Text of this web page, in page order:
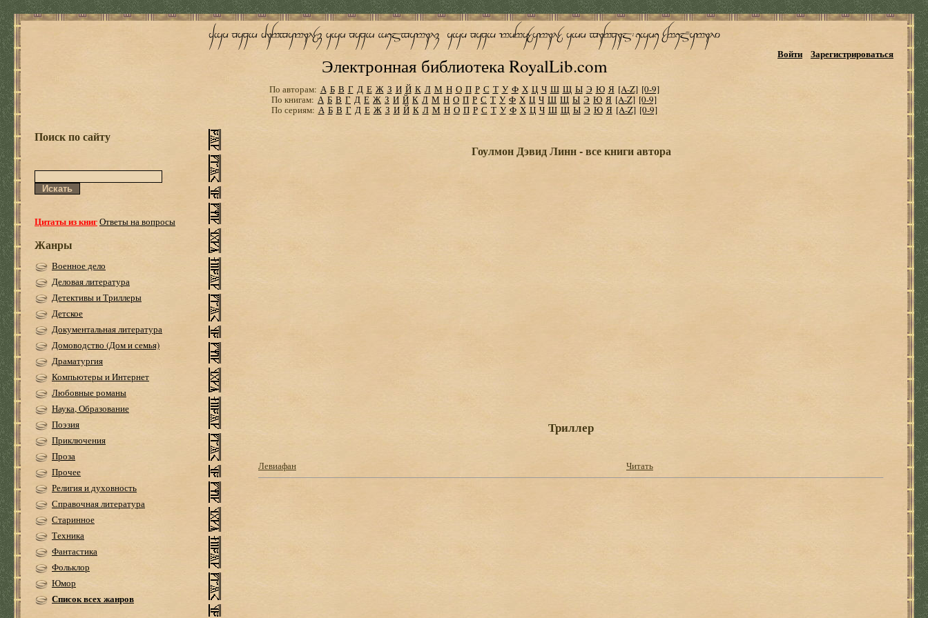
Электронная библиотека RoyalLib.com
Войти Зарегистрироваться
По авторам: А Б В Г Д Е Ж З И Й К Л М Н О П Р С Т У Ф Х Ц Ч Ш Щ Ы Э Ю Я [A-Z] [0-9]
По книгам: А Б В Г Д Е Ж З И Й К Л М Н О П Р С Т У Ф Х Ц Ч Ш Щ Ы Э Ю Я [A-Z] [0-9]
По сериям: А Б В Г Д Е Ж З И Й К Л М Н О П Р С Т У Ф Х Ц Ч Ш Щ Ы Э Ю Я [A-Z] [0-9]
Поиск по сайту
Цитаты из книгОтветы на вопросы
Жанры
Военное дело
Деловая литература
Детективы и Триллеры
Детское
Документальная литература
Домоводство (Дом и семья)
Драматургия
Компьютеры и Интернет
Любовные романы
Наука, Образование
Поэзия
Приключения
Проза
Прочее
Религия и духовность
Справочная литература
Старинное
Техника
Фантастика
Фольклор
Юмор
Список всех жанров
Гоулмон Дэвид Линн - все книги автора
Триллер
Левиафан Читать